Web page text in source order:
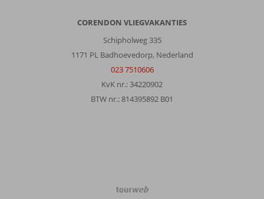
CORENDON VLIEGVAKANTIES
Schipholweg 335
1171 PL Badhoevedorp, Nederland
023 7510606
KvK nr.: 34220902
BTW nr.: 814395892 B01
TourWeb